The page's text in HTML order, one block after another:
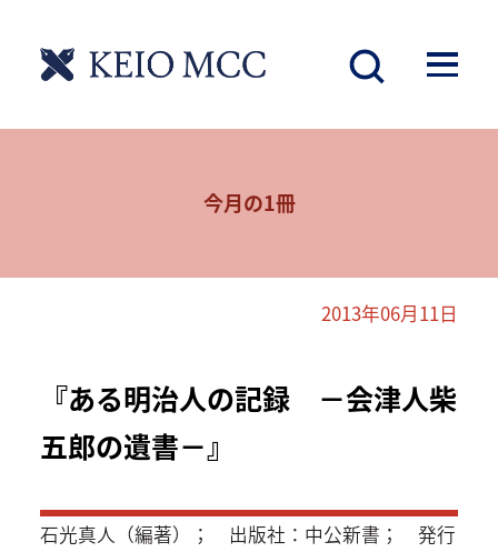
今月の1冊
2013年06月11日
『ある明治人の記録 －会津人柴
五郎の遺書－』
石光真人（編著）； 出版社：中公新書； 発行